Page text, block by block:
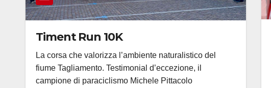
Timent Run 10K
La corsa che valorizza l’ambiente naturalistico del
fiume Tagliamento. Testimonial d’eccezione, il
campione di paraciclismo Michele Pittacolo